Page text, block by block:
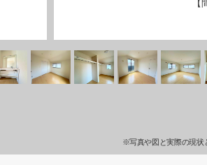
※写真や図と実際の現状